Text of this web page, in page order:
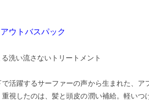
ウトバスパック
洗い流さないトリートメント
活躍するサーファーの声から生まれた、ア
重視したのは、髪と頭皮の潤い補給。軽いつ